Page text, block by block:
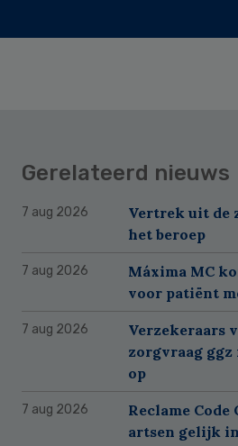
Gerelateerd nieuws
7 aug 2026
Vertrek uit de
het beroep
7 aug 2026
Máxima MC
voor patiënt
7 aug 2026
Verzekeraars
zorgvraag
op
7 aug 2026
Reclame
artsen gelijk